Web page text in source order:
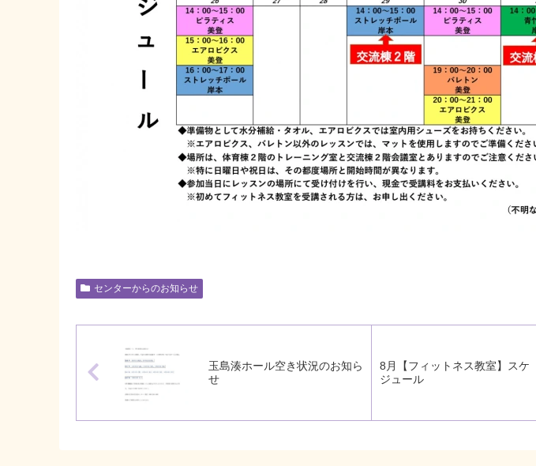
センターからのお知らせ
玉島湊ホール空き状況のお知ら
せ
8月【フィットネス教室】スケ
ジュール